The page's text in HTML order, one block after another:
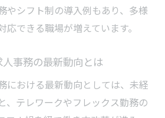
やシフト制の導入例もあり、多様
できる職場が増えています。
事務の最新動向とは
における最新動向としては、未経
、テレワークやフレックス勤務の